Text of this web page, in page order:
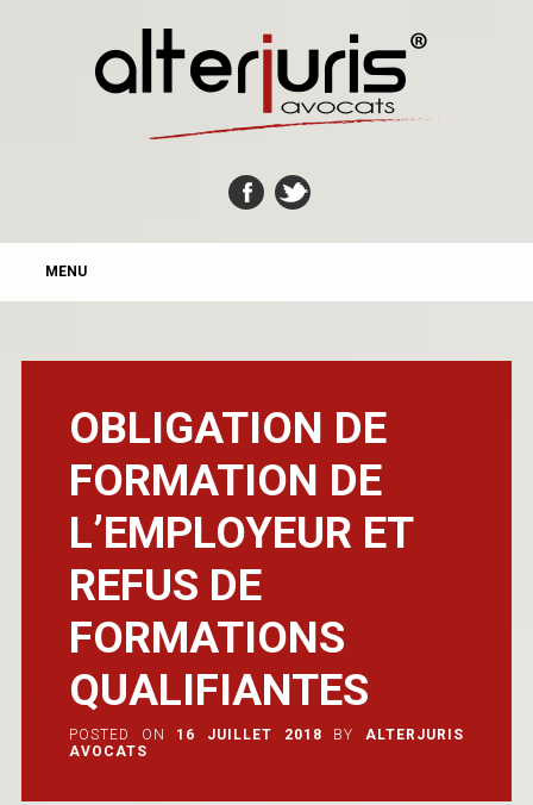
MAIN MENU
MENU
OBLIGATION DE
FORMATION DE
L’EMPLOYEUR ET
REFUS DE
FORMATIONS
QUALIFIANTES
POSTED ON 16 JUILLET 2018 BY
ALTERJURIS
AVOCATS